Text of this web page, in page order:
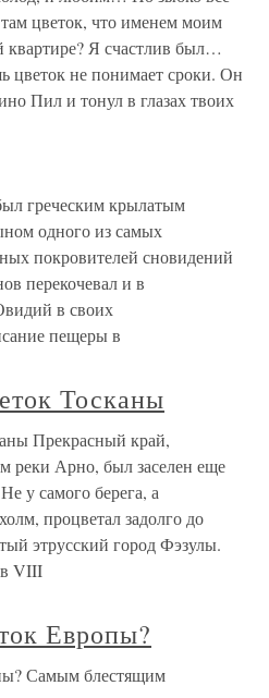
цветок, что именем моим
квартире? Я счастлив был…
цветок не понимает сроки. Он
Пил и тонул в глазах твоих
греческим крылатым
одного из самых
покровителей сновидений
перекочевал и в
в своих
пещеры в
Тосканы
Прекрасный край,
реки Арно, был заселен еще
у самого берега, а
процветал задолго до
этрусский город Фэзулы.
в VIII
Европы?
Самым блестящим